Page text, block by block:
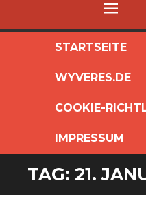
SPRINGEN
STARTSEITE
WYVERES.DE
COOKIE-
IMPRESSUM
TAG: 21.